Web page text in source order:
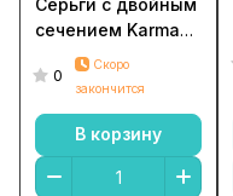
сечением Karma
new age позолота
0
Скоро
закончится
В корзину